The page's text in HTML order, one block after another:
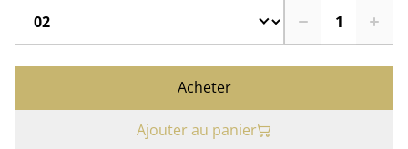
Acheter
Ajouter au panier